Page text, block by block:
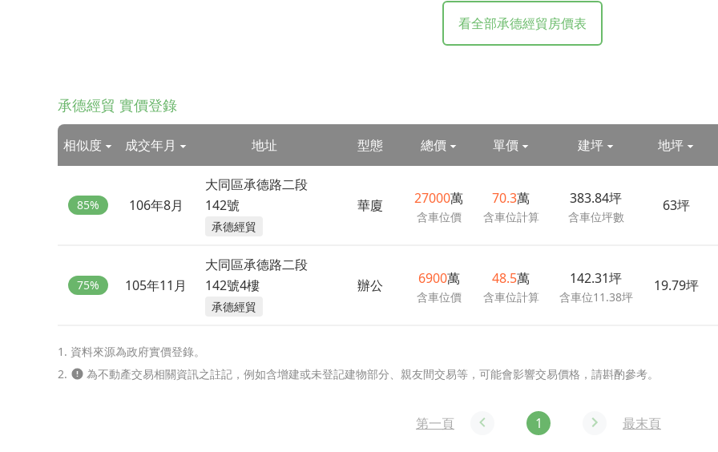
看全部承德經貿房價表
承德經貿 實價登錄
相似度 成交年月 地址 型態 總價 單價 建坪 地坪
85% 106年8月
大同區承德路二段
142號
承德經貿
華廈 27000萬
含車位價
70.3萬
含車位計算
383.84坪
含車位坪數
63坪
75% 105年11月
大同區承德路二段
142號4樓
承德經貿
辦公 6900萬
含車位價
48.5萬
含車位計算
142.31坪
含車位11.38坪
19.79坪
1. 資料來源為政府實價登錄。
2.
為不動產交易相關資訊之註記，例如含增建或未登記建物部分、親友間交易等，可能會影響交易價格，請斟酌參考。
第一頁 1 最末頁